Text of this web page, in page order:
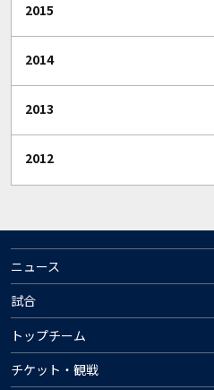
2015
2014
2013
2012
ニュース
試合
トップチーム
チケット・観戦